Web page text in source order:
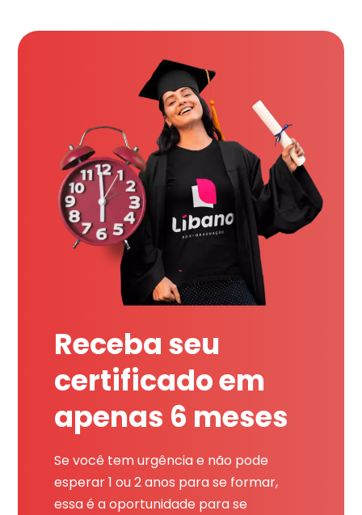
Receba seu
certificado em
apenas 6 meses
Se você tem urgência e não pode
esperar 1 ou 2 anos para se formar,
essa é a oportunidade para se